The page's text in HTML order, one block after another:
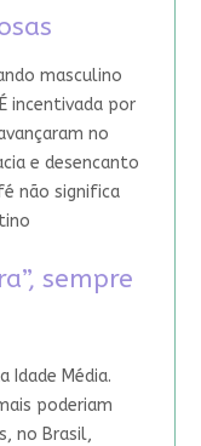
masculino
incentivada por
no
e desencanto
não significa
sempre
Idade Média.
poderiam
no Brasil,